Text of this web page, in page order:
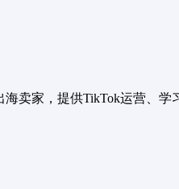
卖家，提供TikTok运营、